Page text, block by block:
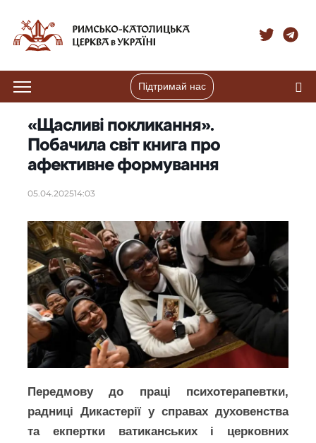
Підтримай нас
«Щасливі покликання».
Побачила світ книга про
афективне формування
05.04.202514:03
Передмову до праці психотерапевтки,
радниці Дикастерії у справах духовенства
та екпертки ватиканських і церковних